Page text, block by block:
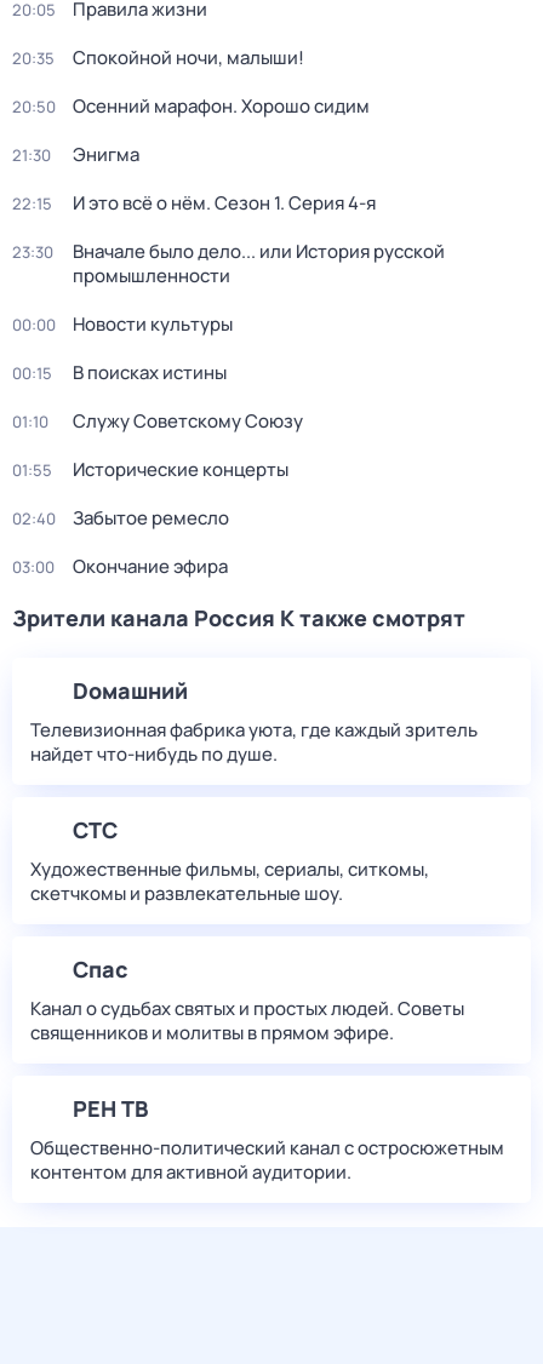
20:05 Правила жизни
20:35 Спокойной ночи, малыши!
20:50 Осенний марафон. Хорошо сидим
21:30 Энигма
22:15 И это всё о нём. Сезон 1. Серия 4-я
23:30
Вначале было дело... или История русской
промышленности
00:00 Новости культуры
00:15 В поисках истины
01:10 Служу Советскому Союзу
01:55 Исторические концерты
02:40 Забытое ремесло
03:00 Окончание эфира
Зрители канала Россия К также смотрят
Dомашний
Телевизионная фабрика уюта, где каждый зритель
найдет что‑нибудь по душе.
СТС
Художественные фильмы, сериалы, ситкомы,
скетчкомы и развлекательные шоу.
Спас
Канал о судьбах святых и простых людей. Советы
священников и молитвы в прямом эфире.
РЕН ТВ
Общественно-политический канал с остросюжетным
контентом для активной аудитории.